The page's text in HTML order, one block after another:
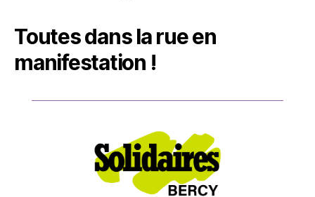
Toutes dans la rue en
manifestation !